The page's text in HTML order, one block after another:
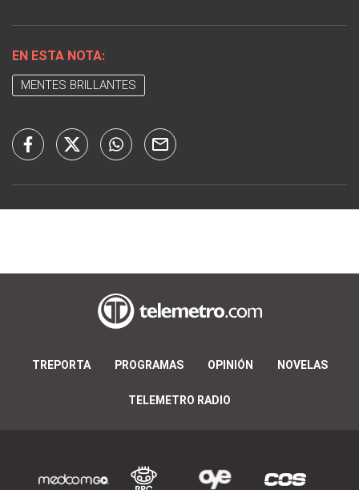
EN ESTA NOTA:
MENTES BRILLANTES
TREPORTA PROGRAMAS OPINIÓN NOVELAS
TELEMETRO RADIO